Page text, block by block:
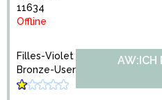
11634
Offline
Filles-Violet
Bronze-User
AW:ICH